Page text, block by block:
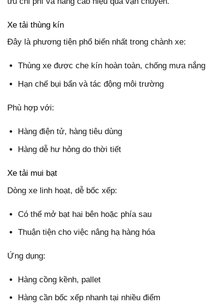
Xe tải thùng kín
Đây là phương tiện phổ biến nhất trong chành xe:
Thùng xe được che kín hoàn toàn, chống mưa nắng
Hạn chế bụi bẩn và tác động môi trường
Phù hợp với:
Hàng điện tử, hàng tiêu dùng
Hàng dễ hư hỏng do thời tiết
Xe tải mui bạt
Dòng xe linh hoạt, dễ bốc xếp:
Có thể mở bạt hai bên hoặc phía sau
Thuận tiện cho việc nâng hạ hàng hóa
Ứng dụng:
Hàng cồng kềnh, pallet
Hàng cần bốc xếp nhanh tại nhiều điểm